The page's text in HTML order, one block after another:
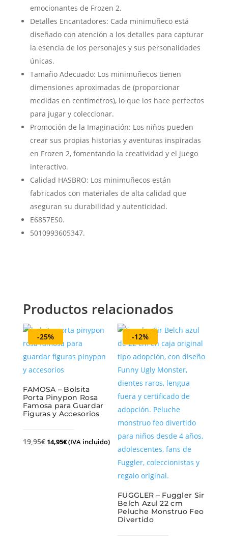
emocionantes de Frozen 2.
Detalles Encantadores: Cada minimuñeco está
diseñado con atención a los detalles para capturar
la esencia de los personajes y sus personalidades
únicas.
Tamaño Adecuado: Los minimuñecos tienen
dimensiones aproximadas de (proporcionar
medidas en centímetros), lo que los hace perfectos
para jugar y coleccionar.
Promoción de la Imaginación: Los niños pueden
crear sus propias historias y aventuras inspiradas
en Frozen 2, fomentando la creatividad y el juego
interactivo.
Calidad HASBRO: Los minimuñecos están
fabricados con materiales de alta calidad que
aseguran su durabilidad y autenticidad.
E6857ES0.
5010993605347.
Productos relacionados
-25%
FAMOSA – Bolsita
Porta Pinypon Rosa
Famosa para Guardar
Figuras y Accesorios
19,95€ 14,95€(IVA incluido)
-12%
FUGGLER – Fuggler Sir
Belch Azul 22 cm
Peluche Monstruo Feo
Divertido